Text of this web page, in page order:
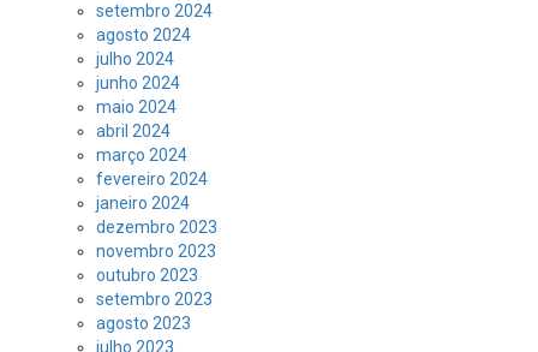
setembro 2024
agosto 2024
julho 2024
junho 2024
maio 2024
abril 2024
março 2024
fevereiro 2024
janeiro 2024
dezembro 2023
novembro 2023
outubro 2023
setembro 2023
agosto 2023
julho 2023